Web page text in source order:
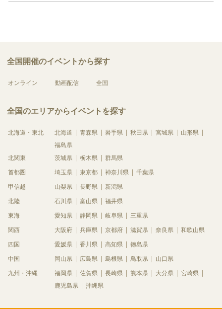
全国開催のイベントから探す
オンライン 動画配信 全国
全国のエリアからイベントを探す
北海道・東北 北海道 青森県 岩手県 秋田県 宮城県
山形県
福島県
北関東
茨城県 栃木県 群馬県
首都圏 埼玉県 東京都 神奈川県 千葉県
甲信越 山梨県 長野県 新潟県
北陸 石川県 富山県 福井県
東海 愛知県 静岡県 岐阜県 三重県
関西 大阪府 兵庫県 京都府 滋賀県 奈良県 和歌山県
四国 愛媛県 香川県 高知県 徳島県
中国 岡山県 広島県 島根県 鳥取県 山口県
九州・沖縄 福岡県 佐賀県 長崎県 熊本県 大分県
宮崎県
鹿児島県
沖縄県